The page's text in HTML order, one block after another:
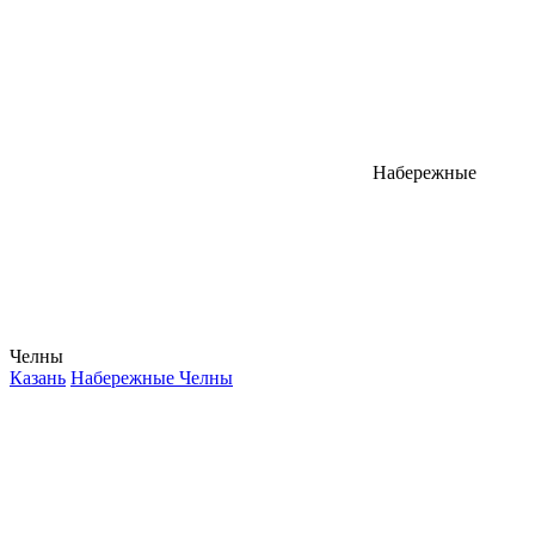
Набережные
Челны
Казань Набережные Челны